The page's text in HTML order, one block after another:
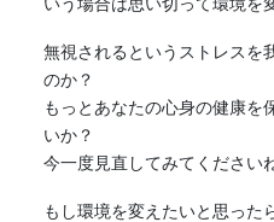
無視されるというストレスを
のか？
もっとあなたの心身の健康を
いか？
今一度見直してみてくださいね
もし環境を変えたいと思った